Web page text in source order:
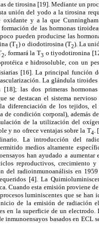
de tirosina [19]. Mediante un
unión del yodo a la tirosina
y a la que
de las hormonas
pueden producirse las
(T1) o diodotirosina (T2). La
2 , formará la T3 o tiyodotironina
e hidrosoluble, con un
[16]. La principal función
La glándula
las dos primeras
se destacan el sistema
diferenciación de los tejidos,
condición corporal), además
de la utilización del
y no ofrece ventajas sobre la T4.
La introducción del
medios altamente
han ayudado a
reproductivos, crecimiento
del radioinmunoanálisis en
[4]. La
Cuando esta emisión proviene
luminiscentes que se
de la emisión de radiación
en la superficie de un
basados en ECL